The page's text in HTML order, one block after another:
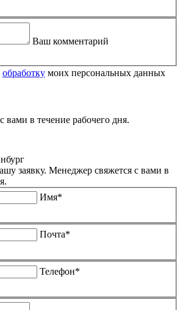
Ваш комментарий
обработку моих персональных данных
вами в течение рабочего дня.
заявку. Менеджер свяжется с вами в
Имя*
Почта*
Телефон*